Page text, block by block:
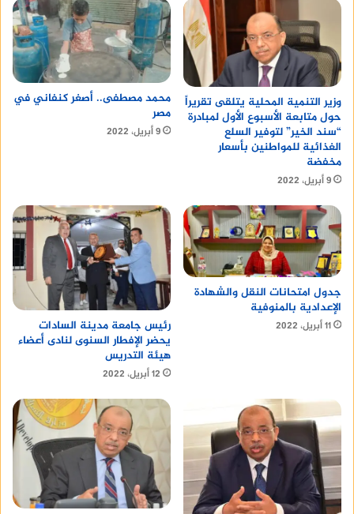
وزير التنمية المحلية يتلقى تقريراً
حول متابعة الأسبوع الأول لمبادرة
“سند الخير” لتوفير السلع
الغذائية للمواطنين بأسعار
مخفضة
9 أبريل، 2022
محمد مصطفى.. أصغر كنفاني في
مصر
9 أبريل، 2022
جدول امتحانات النقل والشهادة
الإعدادية بالمنوفية
11 أبريل، 2022
رئيس جامعة مدينة السادات
يحضر الإفطار السنوى لنادى أعضاء
هيئة التدريس
12 أبريل، 2022